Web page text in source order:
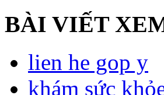
BÀI VIẾT
lien he gop y
khám sức